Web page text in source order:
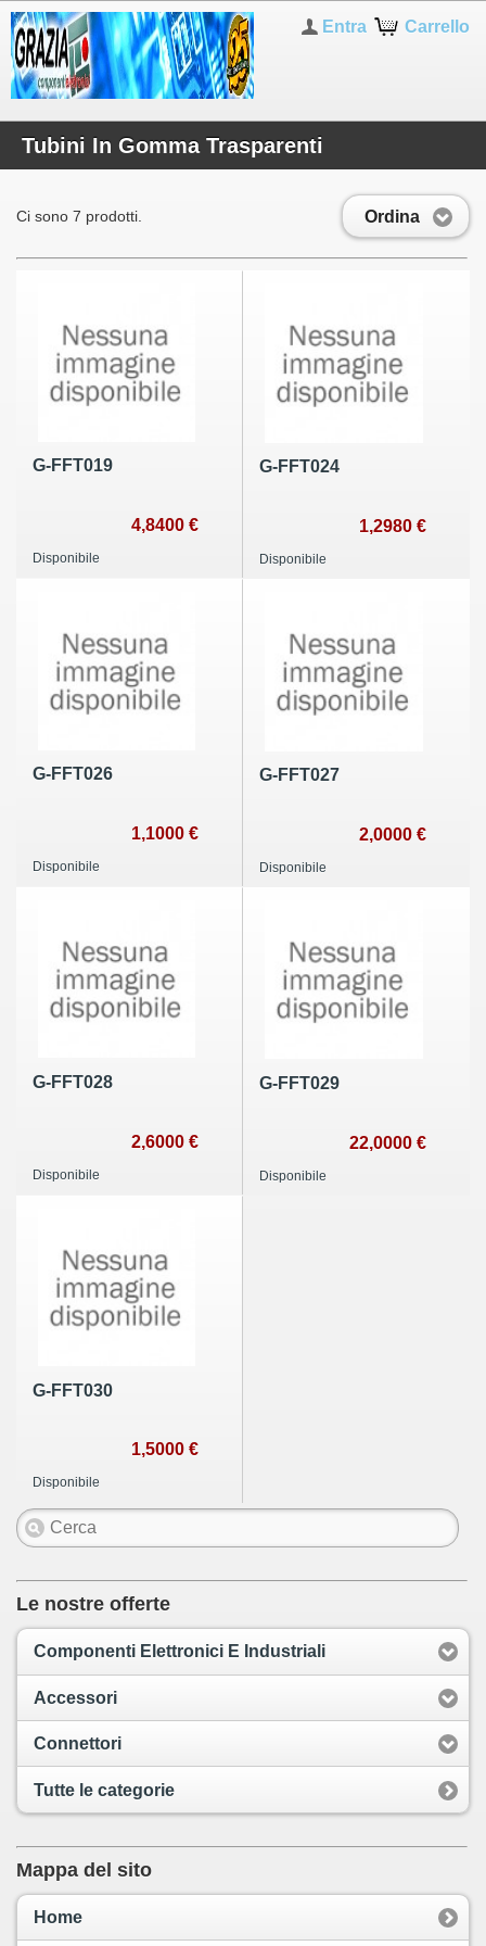
Carrello
Entra
Tubini In Gomma Trasparenti
Ordina
Ci sono 7 prodotti.
G-FFT019
4,8400 €
Disponibile
G-FFT024
1,2980 €
Disponibile
G-FFT026
1,1000 €
Disponibile
G-FFT027
2,0000 €
Disponibile
G-FFT028
2,6000 €
Disponibile
G-FFT029
22,0000 €
Disponibile
G-FFT030
1,5000 €
Disponibile
Le nostre offerte
Componenti Elettronici E Industriali
Accessori
Connettori
Tutte le categorie
Mappa del sito
Home